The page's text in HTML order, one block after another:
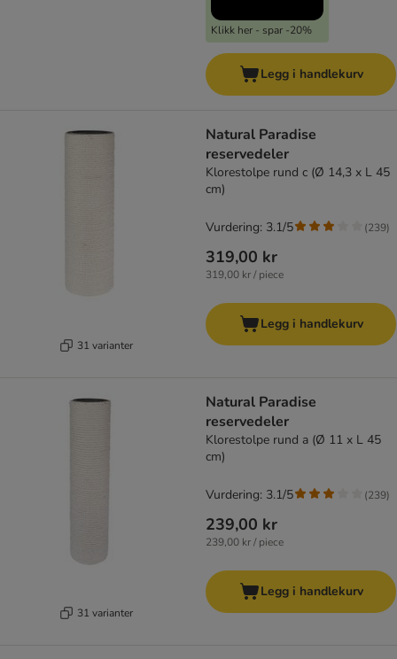
Klikk her - spar -20%
Legg i handlekurv
31 varianter
Natural Paradise
reservedeler
Klorestolpe rund c (Ø 14,3 x L 45
cm)
319,00 kr
319,00 kr / piece
Vurdering: 3.1/5 (239)
Legg i handlekurv
31 varianter
Natural Paradise
reservedeler
Klorestolpe rund a (Ø 11 x L 45
cm)
239,00 kr
239,00 kr / piece
Vurdering: 3.1/5 (239)
Legg i handlekurv